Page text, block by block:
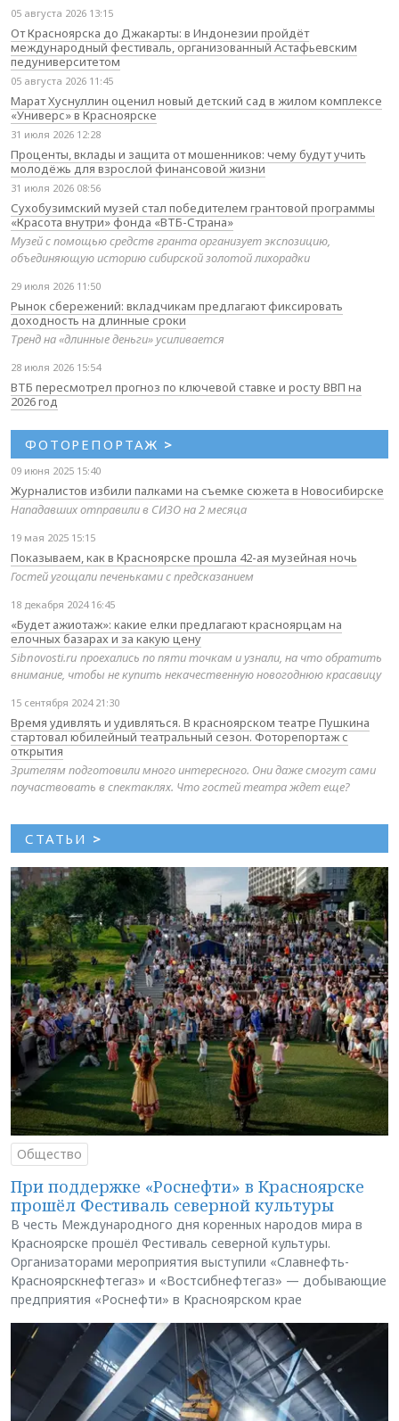
05 августа 2026 13:15
От Красноярска до Джакарты: в Индонезии пройдёт
международный фестиваль, организованный Астафьевским
педуниверситетом
05 августа 2026 11:45
Марат Хуснуллин оценил новый детский сад в жилом комплексе
«Универс» в Красноярске
31 июля 2026 12:28
Проценты, вклады и защита от мошенников: чему будут учить
молодёжь для взрослой финансовой жизни
31 июля 2026 08:56
Сухобузимский музей стал победителем грантовой программы
«Красота внутри» фонда «ВТБ-Страна»
Музей с помощью средств гранта организует экспозицию,
объединяющую историю сибирской золотой лихорадки
29 июля 2026 11:50
Рынок сбережений: вкладчикам предлагают фиксировать
доходность на длинные сроки
Тренд на «длинные деньги» усиливается
28 июля 2026 15:54
ВТБ пересмотрел прогноз по ключевой ставке и росту ВВП на
2026 год
ФОТОРЕПОРТАЖ >
09 июня 2025 15:40
Журналистов избили палками на съемке сюжета в Новосибирске
Нападавших отправили в СИЗО на 2 месяца
19 мая 2025 15:15
Показываем, как в Красноярске прошла 42-ая музейная ночь
Гостей угощали печеньками с предсказанием
18 декабря 2024 16:45
«Будет ажиотаж»: какие елки предлагают красноярцам на
елочных базарах и за какую цену
Sibnovosti.ru проехались по пяти точкам и узнали, на что обратить
внимание, чтобы не купить некачественную новогоднюю красавицу
15 сентября 2024 21:30
Время удивлять и удивляться. В красноярском театре Пушкина
стартовал юбилейный театральный сезон. Фоторепортаж с
открытия
Зрителям подготовили много интересного. Они даже смогут сами
поучаствовать в спектаклях. Что гостей театра ждет еще?
СТАТЬИ >
Общество
При поддержке «Роснефти» в Красноярске
прошёл Фестиваль северной культуры
В честь Международного дня коренных народов мира в
Красноярске прошёл Фестиваль северной культуры.
Организаторами мероприятия выступили «Славнефть-
Красноярскнефтегаз» и «Востсибнефтегаз» — добывающие
предприятия «Роснефти» в Красноярском крае